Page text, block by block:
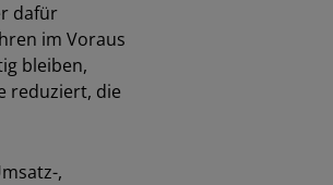
dafür
im Voraus
bleiben,
reduziert, die
,